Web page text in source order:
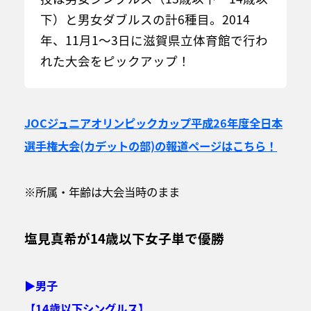
下）と男女ダブルスの計6種目。2014
年、11月1～3日に滋賀県立体育館で行わ
れた大会をピックアップ！
JOCジュニアオリンピックカップ平成26年度全日本
選手権大会(カデットの部)の報道ページはこちら！
※所属・年齢は大会当時のまま
塩見真希が14歳以下女子単で優勝
▶男子